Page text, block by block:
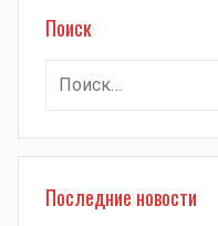
Поиск
Найти:
Последние новости